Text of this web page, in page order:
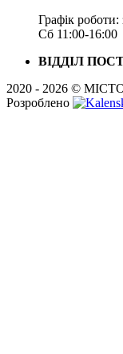
Графік
Сб 11:00-16:00
ВІДДІЛ
2020 - 2026 ©
Розроблено